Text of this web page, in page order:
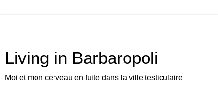
Living in Barbaropoli
Moi et mon cerveau en fuite dans la ville testiculaire